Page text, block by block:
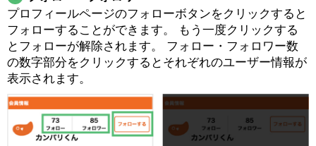
プロフィールページのフォローボタンをクリックすると
フォローすることができます。 もう一度クリックする
とフォローが解除されます。 フォロー・フォロワー数
の数字部分をクリックするとそれぞれのユーザー情報が
表示されます。